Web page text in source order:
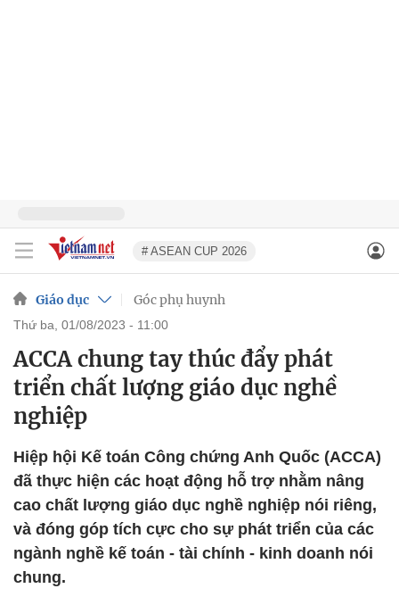
# ASEAN CUP 2026
Giáo dục Góc phụ huynh
thứ ba, 01/08/2023 - 11:00
ACCA chung tay thúc đẩy phát
triển chất lượng giáo dục nghề
nghiệp
Hiệp hội Kế toán Công chứng Anh Quốc (ACCA)
đã thực hiện các hoạt động hỗ trợ nhằm nâng
cao chất lượng giáo dục nghề nghiệp nói riêng,
và đóng góp tích cực cho sự phát triển của các
ngành nghề kế toán - tài chính - kinh doanh nói
chung.